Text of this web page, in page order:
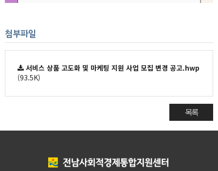
첨부파일
서비스 상품 고도화 및 마케팅 지원 사업 모집 변경 공고.hwp
(93.5K)
목록